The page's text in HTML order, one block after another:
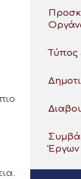
Έργων